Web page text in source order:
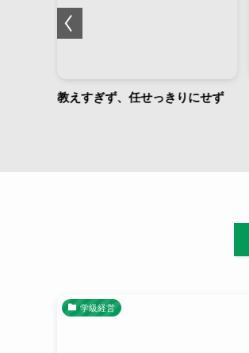
教えすぎず、任せっきりにせず
学級経営